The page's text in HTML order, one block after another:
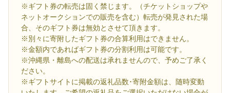
※ギフト券の転売は固く禁じます。（チケットショップや
ネットオークションでの販売を含む）転売が発見された場
合、そのギフト券は無効とさせて頂きます。
※別々に寄附したギフト券の合算利用はできません。
※金額内であればギフト券の分割利用は可能です。
※沖縄県・離島への配送は承れませんので、予めご了承く
ださい。
※ギフトサイトに掲載の返礼品数･寄附金額は、随時変動